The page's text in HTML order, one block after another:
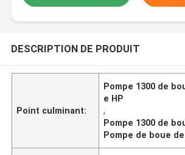
DESCRIPTION DE PRODUIT
Point culminant:
Pompe 1300 de
e HP
,
Pompe 1300 de
Pompe de boue